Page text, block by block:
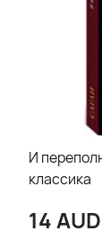
И
классика
14AUD